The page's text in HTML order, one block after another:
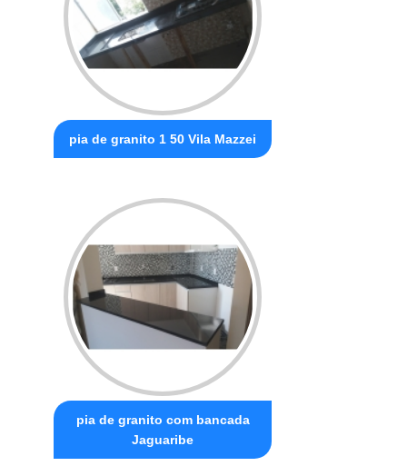
pia de granito 1 50 Vila Mazzei
pia de granito com bancada
Jaguaribe